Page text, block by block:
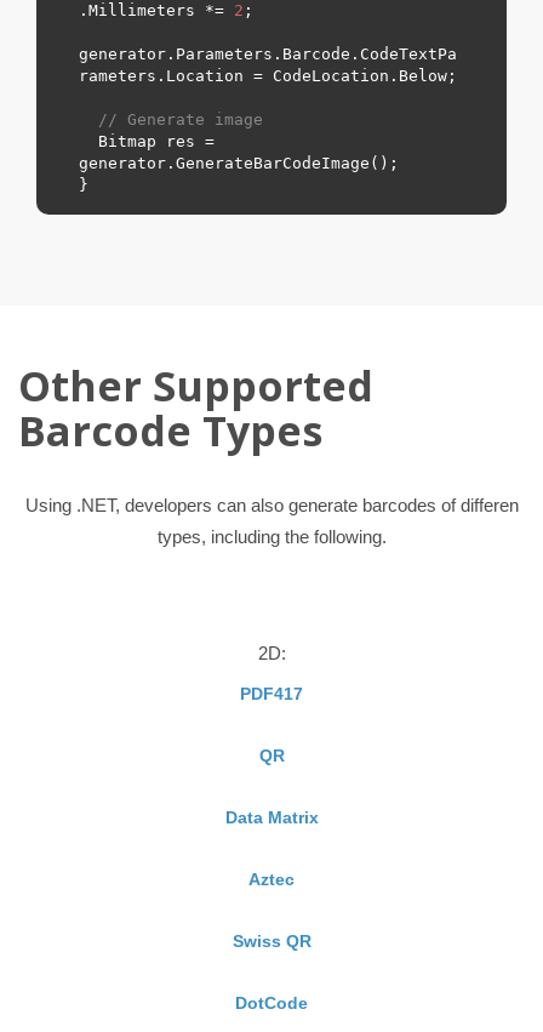
.Millimeters *= 2 ;
generator.Parameters.Barcode.CodeTextPa
rameters.Location = CodeLocation. Below ;
// Generate image
generator.GenerateBarCodeImage();
Other Supported
Barcode Types
Using .NET, developers can also generate barcodes of differen
types, including the following.
2D:
PDF417
QR
Data Matrix
Aztec
Swiss QR
DotCode